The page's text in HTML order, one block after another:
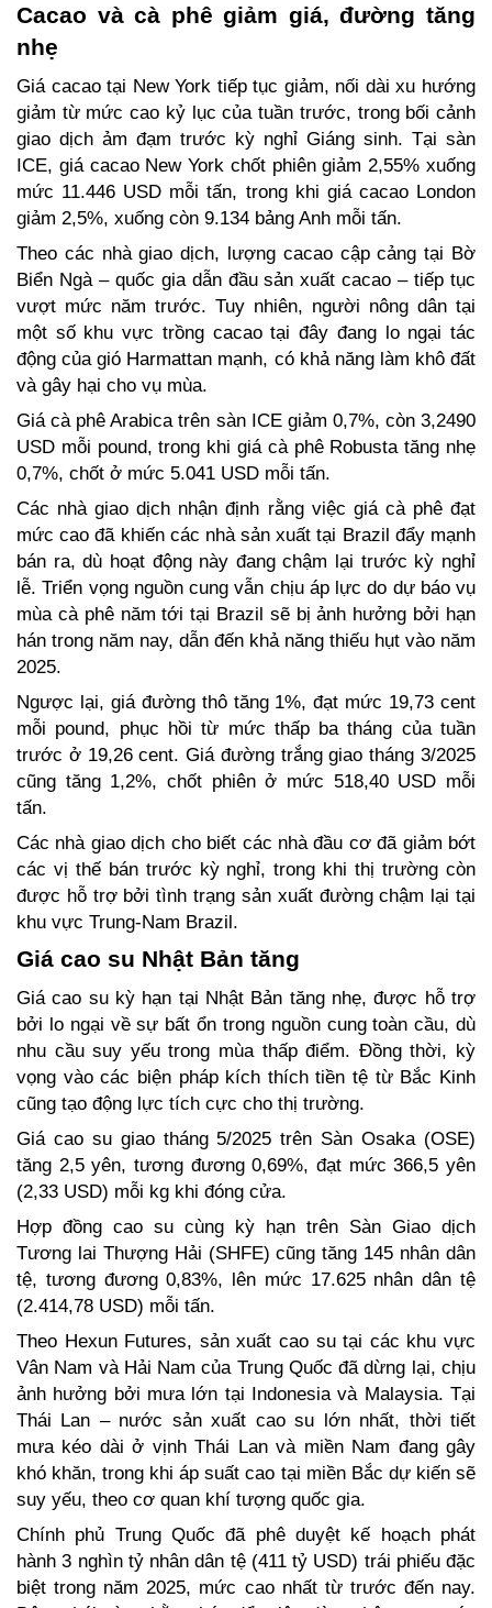
Cacao và cà phê giảm giá, đường tăng
nhẹ
Giá cacao tại New York tiếp tục giảm, nối dài xu hướng
giảm từ mức cao kỷ lục của tuần trước, trong bối cảnh
giao dịch ảm đạm trước kỳ nghỉ Giáng sinh. Tại sàn
ICE, giá cacao New York chốt phiên giảm 2,55% xuống
mức 11.446 USD mỗi tấn, trong khi giá cacao London
giảm 2,5%, xuống còn 9.134 bảng Anh mỗi tấn.
Theo các nhà giao dịch, lượng cacao cập cảng tại Bờ
Biển Ngà – quốc gia dẫn đầu sản xuất cacao – tiếp tục
vượt mức năm trước. Tuy nhiên, người nông dân tại
một số khu vực trồng cacao tại đây đang lo ngại tác
động của gió Harmattan mạnh, có khả năng làm khô đất
và gây hại cho vụ mùa.
Giá cà phê Arabica trên sàn ICE giảm 0,7%, còn 3,2490
USD mỗi pound, trong khi giá cà phê Robusta tăng nhẹ
0,7%, chốt ở mức 5.041 USD mỗi tấn.
Các nhà giao dịch nhận định rằng việc giá cà phê đạt
mức cao đã khiến các nhà sản xuất tại Brazil đẩy mạnh
bán ra, dù hoạt động này đang chậm lại trước kỳ nghỉ
lễ. Triển vọng nguồn cung vẫn chịu áp lực do dự báo vụ
mùa cà phê năm tới tại Brazil sẽ bị ảnh hưởng bởi hạn
hán trong năm nay, dẫn đến khả năng thiếu hụt vào năm
2025.
Ngược lại, giá đường thô tăng 1%, đạt mức 19,73 cent
mỗi pound, phục hồi từ mức thấp ba tháng của tuần
trước ở 19,26 cent. Giá đường trắng giao tháng 3/2025
cũng tăng 1,2%, chốt phiên ở mức 518,40 USD mỗi
tấn.
Các nhà giao dịch cho biết các nhà đầu cơ đã giảm bớt
các vị thế bán trước kỳ nghỉ, trong khi thị trường còn
được hỗ trợ bởi tình trạng sản xuất đường chậm lại tại
khu vực Trung-Nam Brazil.
Giá cao su Nhật Bản tăng
Giá cao su kỳ hạn tại Nhật Bản tăng nhẹ, được hỗ trợ
bởi lo ngại về sự bất ổn trong nguồn cung toàn cầu, dù
nhu cầu suy yếu trong mùa thấp điểm. Đồng thời, kỳ
vọng vào các biện pháp kích thích tiền tệ từ Bắc Kinh
cũng tạo động lực tích cực cho thị trường.
Giá cao su giao tháng 5/2025 trên Sàn Osaka (OSE)
tăng 2,5 yên, tương đương 0,69%, đạt mức 366,5 yên
(2,33 USD) mỗi kg khi đóng cửa.
Hợp đồng cao su cùng kỳ hạn trên Sàn Giao dịch
Tương lai Thượng Hải (SHFE) cũng tăng 145 nhân dân
tệ, tương đương 0,83%, lên mức 17.625 nhân dân tệ
(2.414,78 USD) mỗi tấn.
Theo Hexun Futures, sản xuất cao su tại các khu vực
Vân Nam và Hải Nam của Trung Quốc đã dừng lại, chịu
ảnh hưởng bởi mưa lớn tại Indonesia và Malaysia. Tại
Thái Lan – nước sản xuất cao su lớn nhất, thời tiết
mưa kéo dài ở vịnh Thái Lan và miền Nam đang gây
khó khăn, trong khi áp suất cao tại miền Bắc dự kiến sẽ
suy yếu, theo cơ quan khí tượng quốc gia.
Chính phủ Trung Quốc đã phê duyệt kế hoạch phát
hành 3 nghìn tỷ nhân dân tệ (411 tỷ USD) trái phiếu đặc
biệt trong năm 2025, mức cao nhất từ trước đến nay.